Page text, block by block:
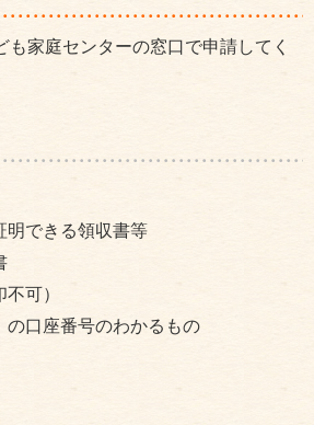
も家庭センターの窓口で申請してく
明できる領収書等
可）
の口座番号のわかるもの